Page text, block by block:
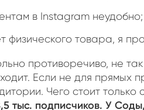
в Instagram неудобно;
физического товара, я
противоречиво, не
Если не для прямых
Чего стоит
тыс. подписчиков. У